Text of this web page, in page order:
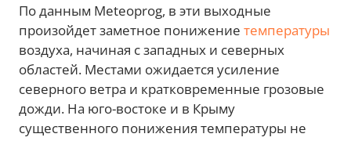
По данным Meteoprog, в эти выходные
произойдет заметное понижение температуры
воздуха, начиная с западных и северных
областей. Местами ожидается усиление
северного ветра и кратковременные грозовые
дожди. На юго-востоке и в Крыму
существенного понижения температуры не